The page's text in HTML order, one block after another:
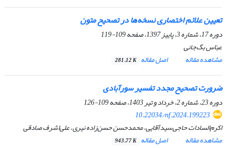
تعیین علائم اختصاری نسخه‌ها در تصحیح متون
دوره 17، شماره 3، پاییز 1397، صفحه
109-119
عبّاس بگ‌جانی
مشاهده مقاله
اصل مقاله 281.12 K
ضرورت تصحیح مجدد تفسیر سورآبادی
دوره 23، شماره 2، خرداد و تیر 1403، صفحه
109-126
10.22034/nf.2024.199223
اکرم‌السادات حاجی‌سیدآقایی، محمدحسن حسن‌زاده نیری، علی‌اشرف صادقی
مشاهده مقاله
اصل مقاله 943.77 K